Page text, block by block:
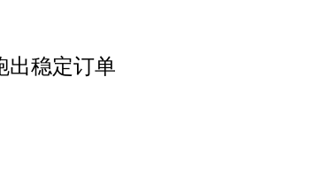
出稳定订单